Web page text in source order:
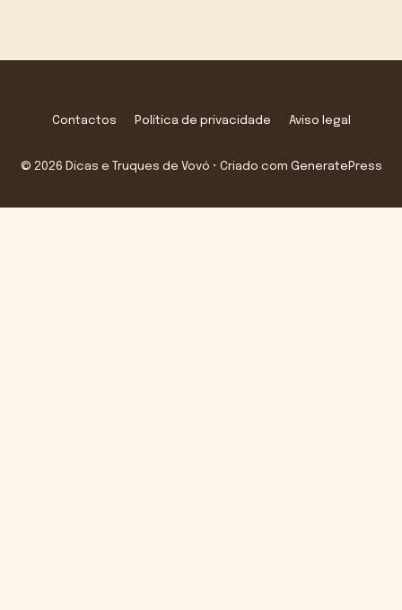
Contactos Política de privacidade Aviso legal
© 2026 Dicas e Truques de Vovó • Criado com GeneratePress